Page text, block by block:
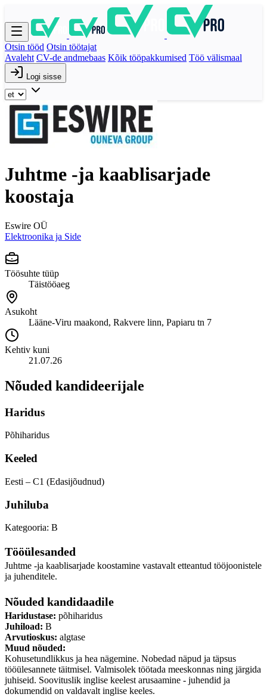
Otsin tööd Otsin töötajat
Avaleht CV-de andmebaas Kõik tööpakkumised Töö välismaal
Logi sisse
Juhtme -ja kaablisarjade
koostaja
Eswire OÜ
Elektroonika ja Side
Töösuhte tüüp
Täistööaeg
Asukoht
Lääne-Viru maakond, Rakvere linn, Papiaru tn 7
Kehtiv kuni
21.07.26
Nõuded kandideerijale
Haridus
Põhiharidus
Keeled
Eesti – C1 (Edasijõudnud)
Juhiluba
Kategooria: B
Tööülesanded
Juhtme -ja kaablisarjade koostamine vastavalt etteantud tööjoonistele
ja juhenditele.
Nõuded kandidaadile
Haridustase: põhiharidus
Juhiload: B
Arvutioskus: algtase
Muud nõuded:
Kohusetundlikkus ja hea nägemine. Nobedad näpud ja täpsus
tööülesannete täitmisel. Valmisolek töötada meeskonnas ning järgida
juhiseid. Soovituslik inglise keelest arusaamine - juhendid ja
dokumendid on valdavalt inglise keeles.